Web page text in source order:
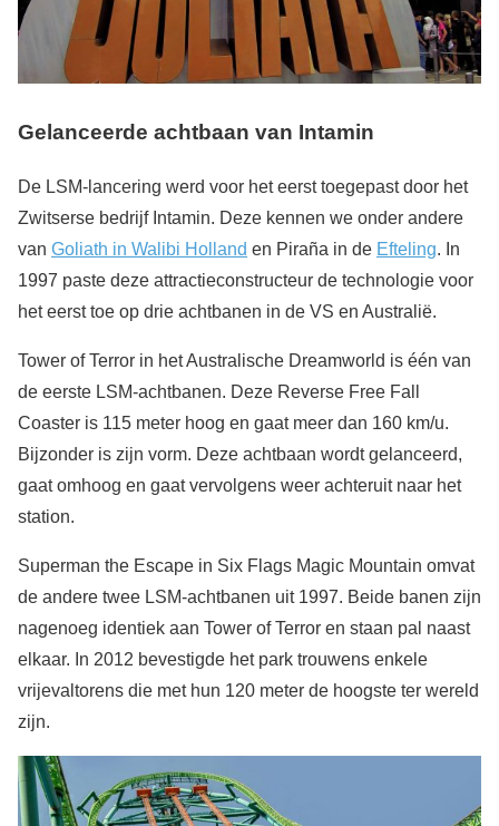
Gelanceerde achtbaan van Intamin
De LSM-lancering werd voor het eerst toegepast door het
Zwitserse bedrijf Intamin. Deze kennen we onder andere
van Goliath in Walibi Holland en Piraña in de Efteling. In
1997 paste deze attractieconstructeur de technologie voor
het eerst toe op drie achtbanen in de VS en Australië.
Tower of Terror in het Australische Dreamworld is één van
de eerste LSM-achtbanen. Deze Reverse Free Fall
Coaster is 115 meter hoog en gaat meer dan 160 km/u.
Bijzonder is zijn vorm. Deze achtbaan wordt gelanceerd,
gaat omhoog en gaat vervolgens weer achteruit naar het
station.
Superman the Escape in Six Flags Magic Mountain omvat
de andere twee LSM-achtbanen uit 1997. Beide banen zijn
nagenoeg identiek aan Tower of Terror en staan pal naast
elkaar. In 2012 bevestigde het park trouwens enkele
vrijevaltorens die met hun 120 meter de hoogste ter wereld
zijn.